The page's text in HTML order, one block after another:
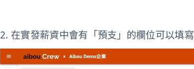
2. 在實發薪資中會有「預支」的欄位可以填寫